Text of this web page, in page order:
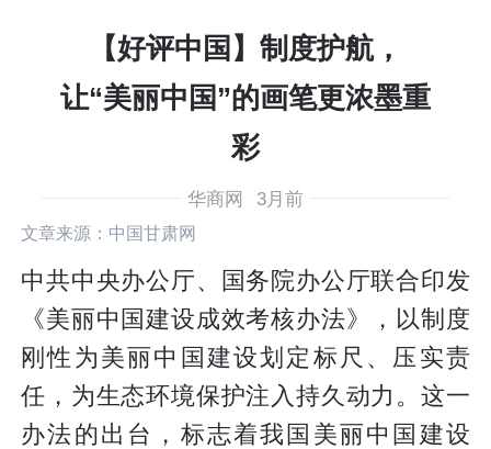
【好评中国】制度护航，
让“美丽中国”的画笔更浓墨重
彩
华商网 3月前
文章来源：中国甘肃网
中共中央办公厅、国务院办公厅联合印发
《美丽中国建设成效考核办法》，以制度
刚性为美丽中国建设划定标尺、压实责
任，为生态环境保护注入持久动力。这一
办法的出台，标志着我国美丽中国建设